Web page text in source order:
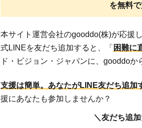
を無料
本サイト運営会社のgooddo(株)が応援
式LINEを友だち追加すると、「 困難に
ド・ビジョン・ジャパンに、gooddo
支援は簡単。あなたがLINE友だち追加
援にあなたも参加しませんか？
＼友だち追